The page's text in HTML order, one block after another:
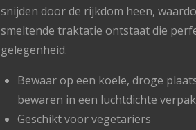
snijden door de rijkdom heen,
smeltende traktatie ontstaat die
gelegenheid.
Bewaar op een koele, droge
bewaren in een luchtdichte
Geschikt voor vegetariërs